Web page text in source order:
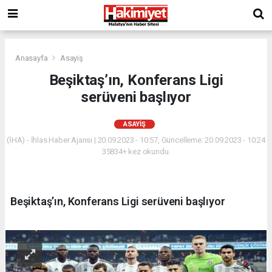
Anasayfa Asayiş
Beşiktaş’ın, Konferans Ligi
serüveni başlıyor
ASAYIŞ
(İHA) - İhlas Haber Ajansı | 20.09.2023 - 10:57, Güncelleme: 20.09.2023 - 10:24
35834+ kez okundu.
Beşiktaş’ın, Konferans Ligi serüveni başlıyor